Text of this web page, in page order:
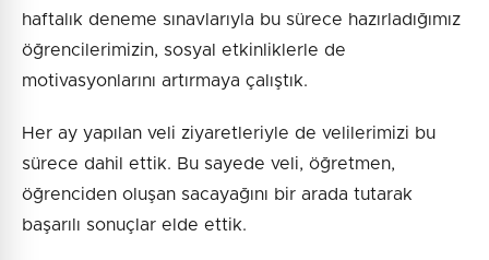
haftalık deneme sınavlarıyla bu sürece hazırladığımız
öğrencilerimizin, sosyal etkinliklerle de
motivasyonlarını artırmaya çalıştık.
Her ay yapılan veli ziyaretleriyle de velilerimizi bu
sürece dahil ettik. Bu sayede veli, öğretmen,
öğrenciden oluşan sacayağını bir arada tutarak
başarılı sonuçlar elde ettik.